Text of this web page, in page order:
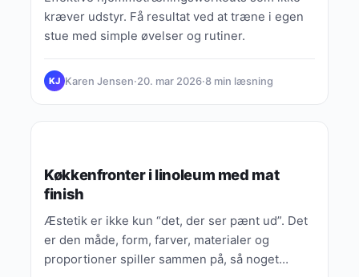
kræver udstyr. Få resultat ved at træne i egen
stue med simple øvelser og rutiner.
KJ Karen Jensen·20. mar 2026·8 min læsning
Køkkenfronter i linoleum med mat
finish
Æstetik er ikke kun “det, der ser pænt ud”. Det
er den måde, form, farver, materialer og
proportioner spiller sammen på, så noget